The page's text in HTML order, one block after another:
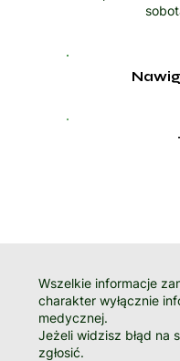
Wszelkie informacje
charakter wyłącznie
medycznej.
Jeżeli widzisz błąd na
zgłosić.